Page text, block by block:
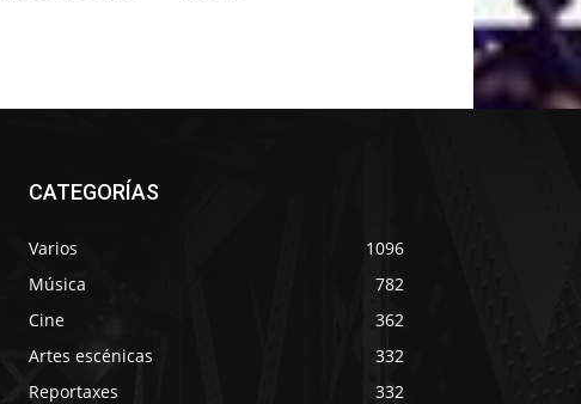
CATEGORÍAS
Varios
1096
Música
782
Cine
362
Artes escénicas
332
Reportaxes
332